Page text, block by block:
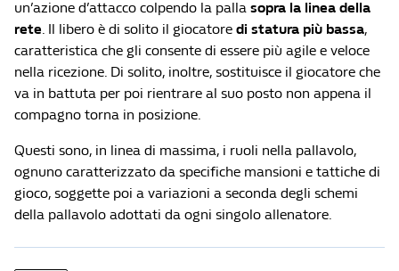
un’azione d’attacco colpendo la palla sopra la linea della
rete. Il libero è di solito il giocatore di statura più bassa,
caratteristica che gli consente di essere più agile e veloce
nella ricezione. Di solito, inoltre, sostituisce il giocatore che
va in battuta per poi rientrare al suo posto non appena il
compagno torna in posizione.
Questi sono, in linea di massima, i ruoli nella pallavolo,
ognuno caratterizzato da specifiche mansioni e tattiche di
gioco, soggette poi a variazioni a seconda degli schemi
della pallavolo adottati da ogni singolo allenatore.